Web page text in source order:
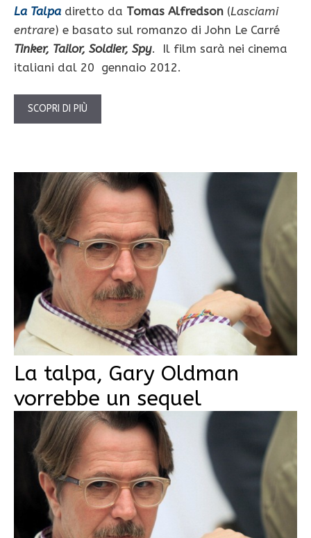
La Talpa diretto da Tomas Alfredson (Lasciami
entrare) e basato sul romanzo di John Le Carré
Tinker, Tailor, Soldier, Spy. Il film sarà nei cinema
italiani dal 20 gennaio 2012.
SCOPRI DI PIÙ
La talpa, Gary Oldman
vorrebbe un sequel